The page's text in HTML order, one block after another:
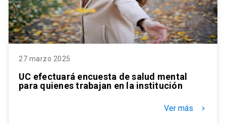
27 marzo 2025
UC efectuará encuesta de salud mental
para quienes trabajan en la institución
Ver más keyboard_arrow_right